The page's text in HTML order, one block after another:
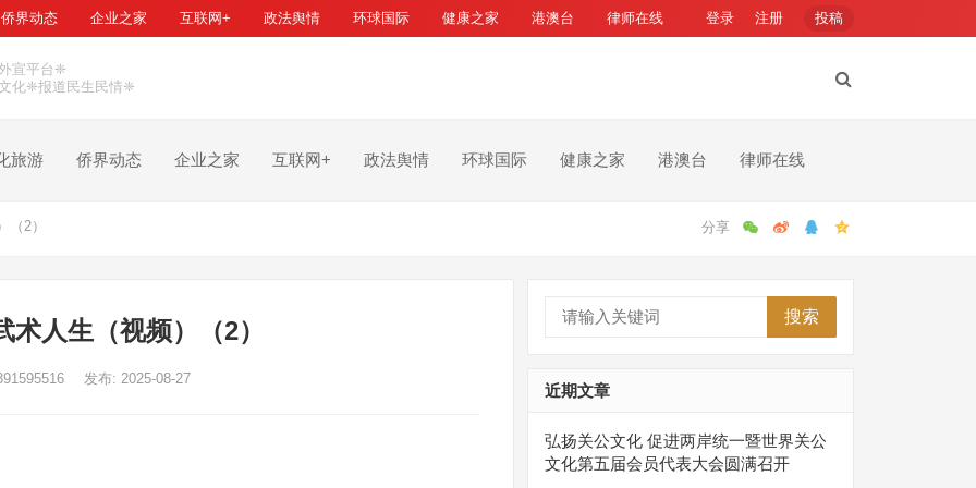
侨界动态 企业之家 互联网+ 政法舆情 环球国际 健康之家 港澳台 律师在线 登录 注册 投稿
宣平台❈
化❈报道民生民情❈
旅游 侨界动态 企业之家 互联网+ 政法舆情 环球国际 健康之家 港澳台 律师在线
2）
术人生（视频）（2）
发布: 2025-08-27
搜索
近期文章
弘扬关公文化 促进两岸统一暨世界关公
文化第五届会员代表大会圆满召开